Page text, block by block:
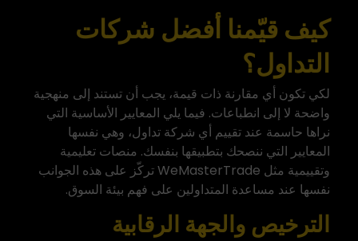
كيف قيّمنا أفضل شركات
التداول؟
لكي تكون أي مقارنة ذات قيمة، يجب أن تستند إلى منهجية
واضحة لا إلى انطباعات. فيما يلي المعايير الأساسية التي
نراها حاسمة عند تقييم أي شركة تداول، وهي نفسها
المعايير التي ننصحك بتطبيقها بنفسك. منصات تعليمية
وتقييمية مثل WeMasterTradeتركّز على هذه الجوانب
نفسها عند مساعدة المتداولين على فهم بيئة السوق.
الترخيص والجهة الرقابية